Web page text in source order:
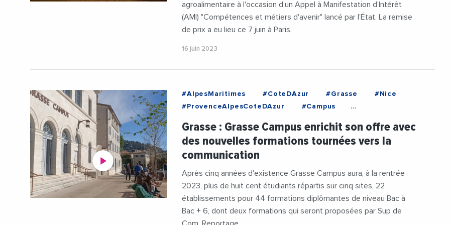
agroalimentaire à l'occasion d’un Appel à Manifestation d’Intérêt
(AMI) "Compétences et métiers d'avenir" lancé par l’État. La remise
de prix a eu lieu ce 7 juin à Paris.
16 juin 2023
#AlpesMaritimes #CoteDAzur #Grasse
#Nice
#ProvenceAlpesCoteDAzur
#Campus
#Communication
#EnseignementSuperieur
#Etudiant
#GrasseCampus
#JeromeViaud
#SophiaAntipolis
Grasse : Grasse Campus enrichit son offre avec
des nouvelles formations tournées vers la
communication
Après cinq années d'existence Grasse Campus aura, à la rentrée
2023, plus de huit cent étudiants répartis sur cinq sites, 22
établissements pour 44 formations diplômantes de niveau Bac à
Bac + 6, dont deux formations qui seront proposées par Sup de
Com. Reportage.